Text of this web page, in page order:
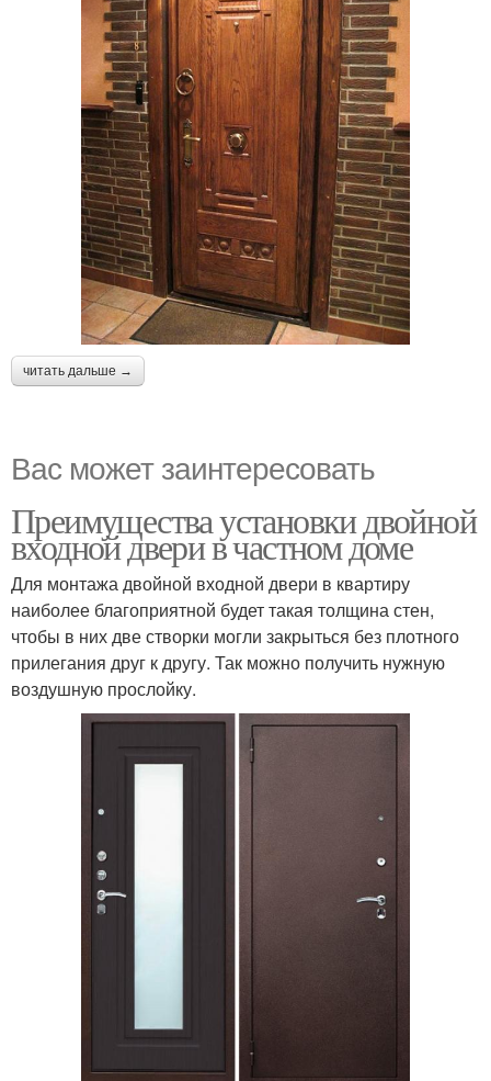
читать дальше →
Вас может заинтересовать
Преимущества установки двойной
входной двери в частном доме
Для монтажа двойной входной двери в квартиру
наиболее благоприятной будет такая толщина стен,
чтобы в них две створки могли закрыться без плотного
прилегания друг к другу. Так можно получить нужную
воздушную прослойку.